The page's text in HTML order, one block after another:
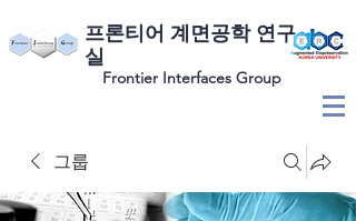
​프론티어 계면공학 연구
실
Frontier Interfaces Group
그룹